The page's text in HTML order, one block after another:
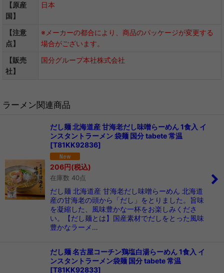
【原産
国】
日本
【注意
点】
※メーカーの都合により、商品のパッケージが変更する
場合がございます。
【販売
社】
国分グループ本社株式会社
ラーメン関連商品
だし麺 北海道産 甘海老だし味噌らーめん 1食入 イ
ンスタントラーメン 袋麺 国分 tabete 常温
[T81KK92836]
206円(税込)
在庫数 40点
だし麺 北海道産 甘海老だし味噌らーめん 北海道
産の甘海老の頭から「だし」をとりました。旨味
を凝縮した、風味豊かな一杯をお楽しみくださ
い。【だし麺とは】国産素材でだしをとった風味
豊かなラーメ…
だし麺 名古屋コーチン鶏塩白湯らーめん 1食入 イ
ンスタントラーメン袋麺 国分 tabete 常温
[T81KK92833]